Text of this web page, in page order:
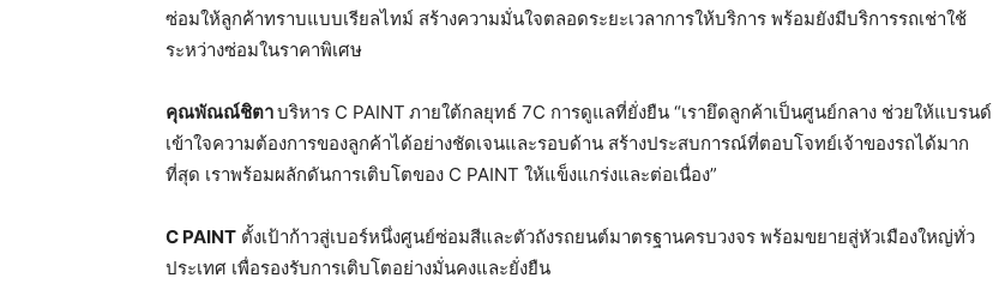
ซ่อมให้ลูกค้าทราบแบบเรียลไทม์ สร้างความมั่นใจตลอดระยะเวลาการให้บริการ พร้อมยังมีบริการรถเช่าใช้
ระหว่างซ่อมในราคาพิเศษ
คุณพัณณ์ชิตาบริหาร C PAINT ภายใต้กลยุทธ์ 7C การดูแลที่ยั่งยืน “เรายึดลูกค้าเป็นศูนย์กลาง ช่วยให้แบรนด์
เข้าใจความต้องการของลูกค้าได้อย่างชัดเจนและรอบด้าน สร้างประสบการณ์ที่ตอบโจทย์เจ้าของรถได้มาก
ที่สุด เราพร้อมผลักดันการเติบโตของ C PAINT ให้แข็งแกร่งและต่อเนื่อง”
C PAINT ตั้งเป้าก้าวสู่เบอร์หนึ่งศูนย์ซ่อมสีและตัวถังรถยนต์มาตรฐานครบวงจร พร้อมขยายสู่หัวเมืองใหญ่ทั่ว
ประเทศ เพื่อรองรับการเติบโตอย่างมั่นคงและยั่งยืน